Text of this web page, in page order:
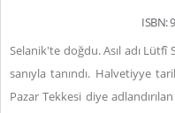
ISBN:
Selanik'te doğdu. Asıl adı Lütfî
sanıyla tanındı. Halvetiyye
Pazar Tekkesi diye